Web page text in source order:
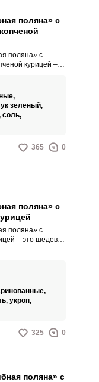
поляна» с
поляна» с
курицей –
этот
вкусным, но и
зеленый,
соль,
365 0
поляна» с
поляна» с
– это шедевр
грибы
аромат, а
укроп,
325 0
поляна» с